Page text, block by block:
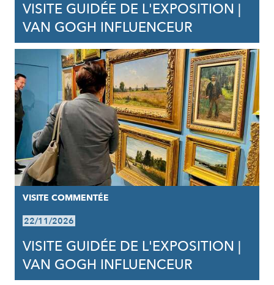
VISITE GUIDÉE DE L'EXPOSITION |
VAN GOGH INFLUENCEUR
VISITE COMMENTÉE
22/11/2026
VISITE GUIDÉE DE L'EXPOSITION |
VAN GOGH INFLUENCEUR